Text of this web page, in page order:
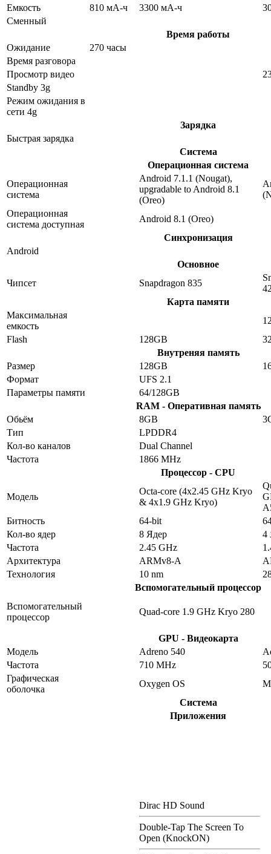
Емкость 810 мА-ч 3300 мА-ч
Сменный
Время работы
Ожидание
270 часы
Время разговора
Просмотр видео
Standby 3g
Режим ожидания в
сети 4g
Зарядка
Быстрая зарядка
Система
Операционная система
Операционная
система
Android 7.1.1 (Nougat),
upgradable to Android 8.1
(Oreo)
Операционная
система доступная
Android 8.1 (Oreo)
Синхронизация
Android
Основное
Чипсет
Snapdragon 835
Карта памяти
Максимальная
емкость
Flash
128GB
Внутреняя память
Размер
128GB
Формат
UFS 2.1
Параметры памяти
64/128GB
RAM - Оперативная память
Обьём
8GB
Тип
LPDDR4
Кол-во каналов
Dual Channel
Частота
1866 MHz
Процессор - CPU
Модель
Octa-core (4x2.45 GHz Kryo
& 4x1.9 GHz Kryo)
Битность
64-bit
Кол-во ядер
8 Ядер
4
Частота
2.45 GHz
Архитектура
ARMv8-A
Технология
10 nm
Вспомогательный процессор
Вспомогательный
процессор
Quad-core 1.9 GHz Kryo 280
GPU - Видеокарта
Модель
Adreno 540
Частота
710 MHz
Графическая
оболочка
Oxygen OS
Система
Приложения
Dirac HD Sound
Double-Tap The Screen To
Open (KnockON)